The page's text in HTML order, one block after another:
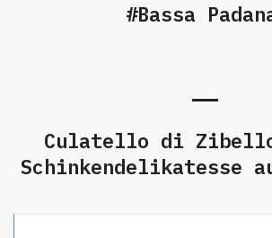
Bassa
Culatello di
Schinkendelikatesse